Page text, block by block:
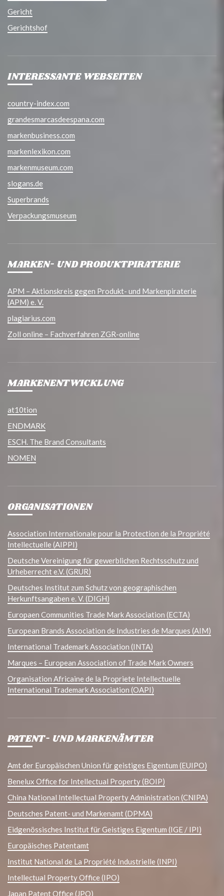
Gericht
Gerichtshof
INTERESSANTE WEBSEITEN
country-index.com
grandesmarcasdeespana.com
markenbusiness.com
markenlexikon.com
markenmuseum.com
slogans.de
Superbrands
Verpackungsmuseum
MARKEN- UND PRODUKTPIRATERIE
APM – Aktionskreis gegen Produkt- und Markenpiraterie
(APM) e. V.
plagiarius.com
Zoll online – Fachverfahren ZGR-online
MARKENENTWICKLUNG
at10tion
ENDMARK
ESCH. The Brand Consultants
NOMEN
ORGANISATIONEN
Association Internationale pour la Protection de la Propriété
Intellectuelle (AIPPI)
Deutsche Vereinigung für gewerblichen Rechtsschutz und
Urheberrecht e.V. (GRUR)
Deutsches Institut zum Schutz von geographischen
Herkunftsangaben e. V. (DIGH)
Europaen Communities Trade Mark Association (ECTA)
European Brands Association de Industries de Marques (AIM)
International Trademark Association (INTA)
Marques – European Association of Trade Mark Owners
Organisation Africaine de la Propriete Intellectuelle
International Trademark Association (OAPI)
PATENT- UND MARKENÄMTER
Amt der Europäischen Union für geistiges Eigentum (EUIPO)
Benelux Office for Intellectual Property (BOIP)
China National Intellectual Property Administration (CNIPA)
Deutsches Patent- und Markenamt (DPMA)
Eidgenössisches Institut für Geistiges Eigentum (IGE / IPI)
Europäisches Patentamt
Institut National de La Propriété Industrielle (INPI)
Intellectual Property Office (IPO)
Japan Patent Office (JPO)